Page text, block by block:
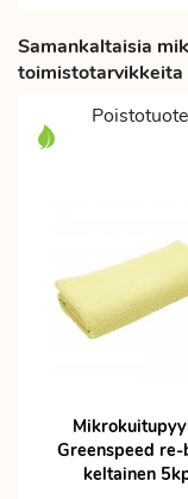
Samankaltaisia
toimistotarvikkeita
Poistotuote
Greenspeed re-
keltainen